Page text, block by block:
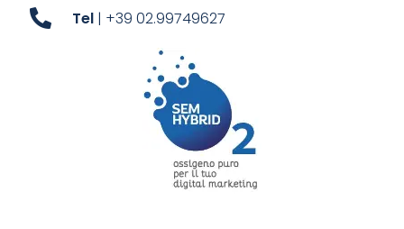
Tel | +39 02.99749627